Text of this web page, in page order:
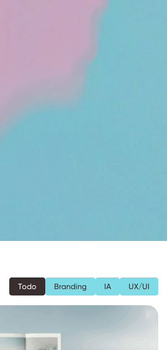
Branding IA UX/UI
Todo